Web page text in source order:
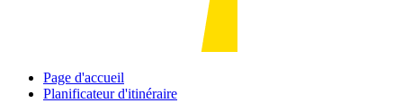
Page d'accueil
Planificateur d'itinéraire